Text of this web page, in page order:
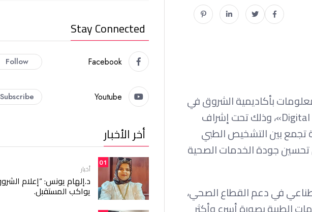
بأكاديمية الشروق في
تنفيذ مشروع تخرج مبتكر يحمل اسم «LifeLink»، تحت شعار «Digital Connection… A Protected Life»، وذلك تحت إشراف
بين التشخيص الطبي
جودة الخدمات الصحية
في دعم القطاع الصحي،
Stay Connected
Facebook
Follow
Youtube
Subscribe
أخر الأخبار
01
أخبار
د.إلهام يونس: “إعلام
يواكب المستقبل.